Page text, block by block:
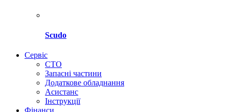
Scudo
Сервіс
СТО
Запасні частини
Додаткове обладнання
Асистанс
Інструкції